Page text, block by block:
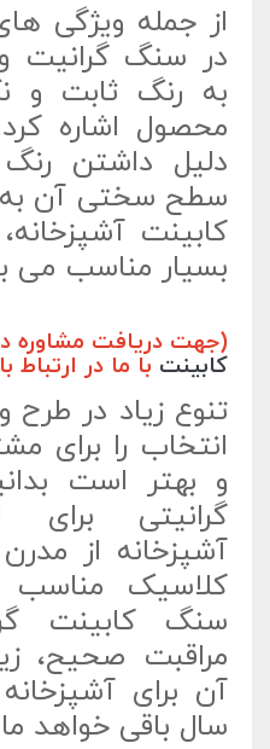
از جمله ویژگی
در سنگ گرانیت
به رنگ ثابت و
محصول اشاره
دلیل داشتن
سطح سختی آن به
کابینت
بسیار مناسب می
(جهت دریافت مشاوره
کابینت با ما در ارتباط باشید
تنوع زیاد در
انتخاب را برای
و بهتر است
گرانیتی برای
آشپزخانه از
کلاسیک مناسب
سنگ کابینت
مراقبت صحیح،
آن برای
سال باقی خواهد